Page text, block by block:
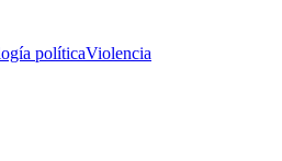
políticaViolencia